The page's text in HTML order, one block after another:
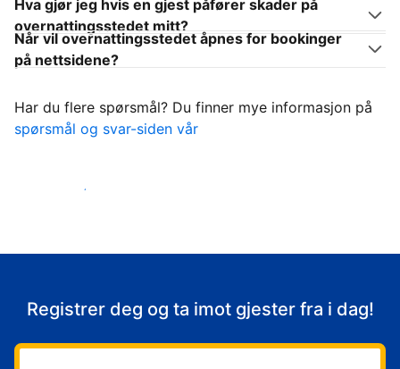
Hva gjør jeg hvis en gjest påfører skader på
overnattingsstedet mitt?
Når vil overnattingsstedet åpnes for bookinger
på nettsidene?
Har du flere spørsmål? Du finner mye informasjon på
spørsmål og svar-siden vår
Ta imot gjestene
Registrer deg og ta imot gjester fra i dag!